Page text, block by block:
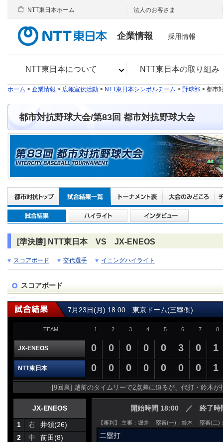
企業情報
NTT東日本について NTT東日本の取り組み
NTT東日本ホーム 法人のお客さま
採用情報
ホーム > 企業情報 > 広報宣伝活動 > NTT東日本シンボルチーム > 野球部 > 都市
都市対抗野球大会/第83回 都市対抗野球大会
[準決勝] NTT東日本 VS JX-ENEOS
スコアボード 交代選手 イニングハイライト
スコアボード
7月23日(月) 18:00 東京ドーム(三塁側)
TEAM 1 2 3 4 5 6 7 8
JX-ENEOS 0 0 0 0 0 3 0 1
NTT東日本 0 0 0 0 0 0 0 1
[9回裏] 越前のタイムリーで2点差に迫るが、代打・鈴木
JX-ENEOS
1 右
井領(26)
2
中
前田(8)
開始時間 18:00 ／ 終了時
【審判】 主審：堀井 塁審(一)：鈴木 塁審(二)
二塁打